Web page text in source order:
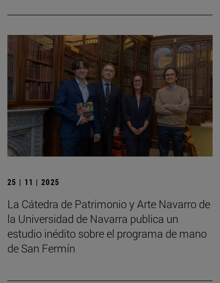
25 | 11 | 2025
La Cátedra de Patrimonio y Arte Navarro de
la Universidad de Navarra publica un
estudio inédito sobre el programa de mano
de San Fermín